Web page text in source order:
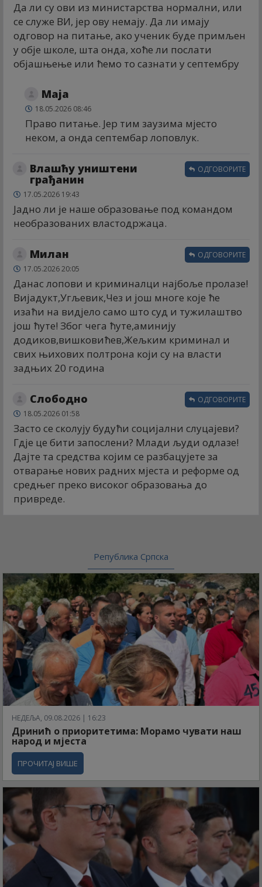
Да ли су ови из министарства нормални, или
се служе ВИ, јер ову немају. Да ли имају
одговор на питање, ако ученик буде примљен
у обје школе, шта онда, хоће ли послати
објашњење или ћемо то сазнати у септембру
Маја
18.05.2026 08:46
Право питање. Јер тим заузима мјесто
неком, а онда септембар лоповлук.
Влашћу уништени
грађанин
17.05.2026 19:43
Јадно ли је наше образовање под командом
необразованих властодржаца.
ОДГОВОРИТЕ
Милан
17.05.2026 20:05
Данас лопови и криминалци најбоље пролазе!
Вијадукт,Угљевик,Чез и још многе које ће
изаћи на видјело само што суд и тужилаштво
још ћуте! Због чега ћуте,аминију
додиков,вишковићев,Жељким криминал и
свих њихових полтрона који су на власти
задњих 20 година
ОДГОВОРИТЕ
Слободно
18.05.2026 01:58
Засто се сколују будући социјални слуцајеви?
Гдје це бити запослени? Млади људи одлазе!
Дајте та средства којим се разбацујете за
отварање нових радних мјеста и реформе од
средњег преко високог образовања до
привреде.
ОДГОВОРИТЕ
Република Српска
НЕДЕЉА, 09.08.2026 | 16:23
Дринић о приоритетима: Морамо чувати наш
народ и мјеста
ПРОЧИТАЈ ВИШЕ